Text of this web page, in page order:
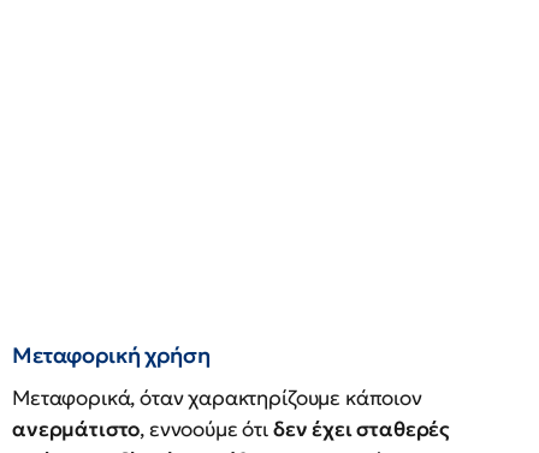
Μεταφορική χρήση
Μεταφορικά, όταν χαρακτηρίζουμε κάποιον
ανερμάτιστο, εννοούμε ότιδεν έχει σταθερές